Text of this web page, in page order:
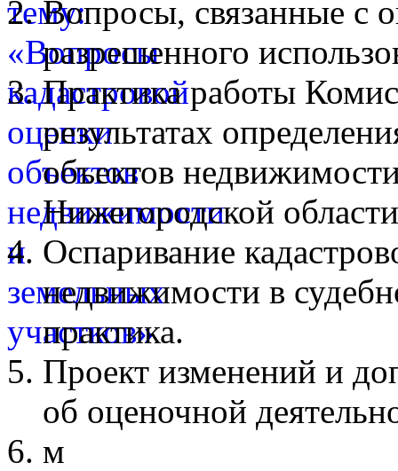
Вопросы, связанные с
разрешенного
Практика работы
результатах
объектов
Нижегородской
Оспаривание
недвижимости в
практика.
Проект изменений и
об оценочной
м